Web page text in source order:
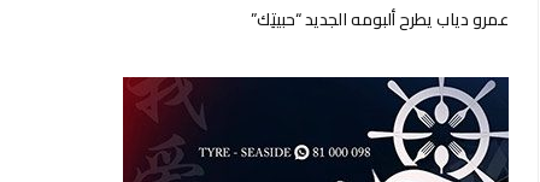
عمرو دياب يطرح ألبومه الجديد “حبيتِك”